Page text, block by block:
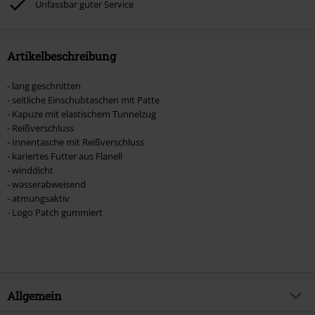
Artikel, die einen Spendenbeitrag beinhalten.
Unfassbar guter Service
Artikelbeschreibung
- lang geschnitten
- seitliche Einschubtaschen mit Patte
- Kapuze mit elastischem Tunnelzug
- Reißverschluss
- Innentasche mit Reißverschluss
- kariertes Futter aus Flanell
- winddicht
- wasserabweisend
- atmungsaktiv
- Logo Patch gummiert
Allgemein